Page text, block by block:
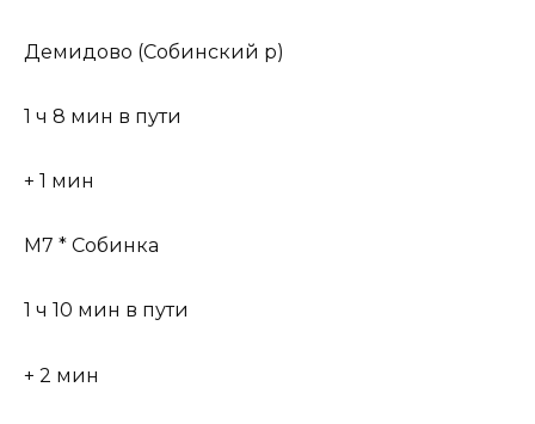
Демидово (Собинский р)
1 ч 8 мин в пути
+ 1 мин
М7 * Собинка
1 ч 10 мин в пути
+ 2 мин